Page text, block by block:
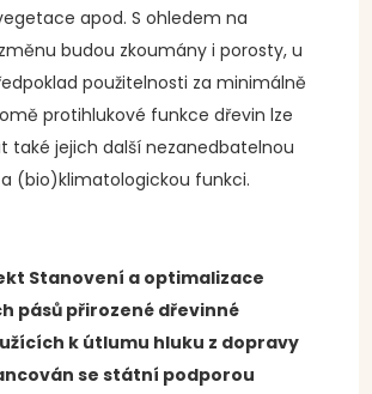
apod. S ohledem na
budou zkoumány i porosty, u
použitelnosti za minimálně
protihlukové funkce dřevin lze
také jejich další nezanedbatelnou
(bio)klimatologickou funkci.
Stanovení a optimalizace
pásů přirozené dřevinné
k útlumu hluku z dopravy
se státní podporou